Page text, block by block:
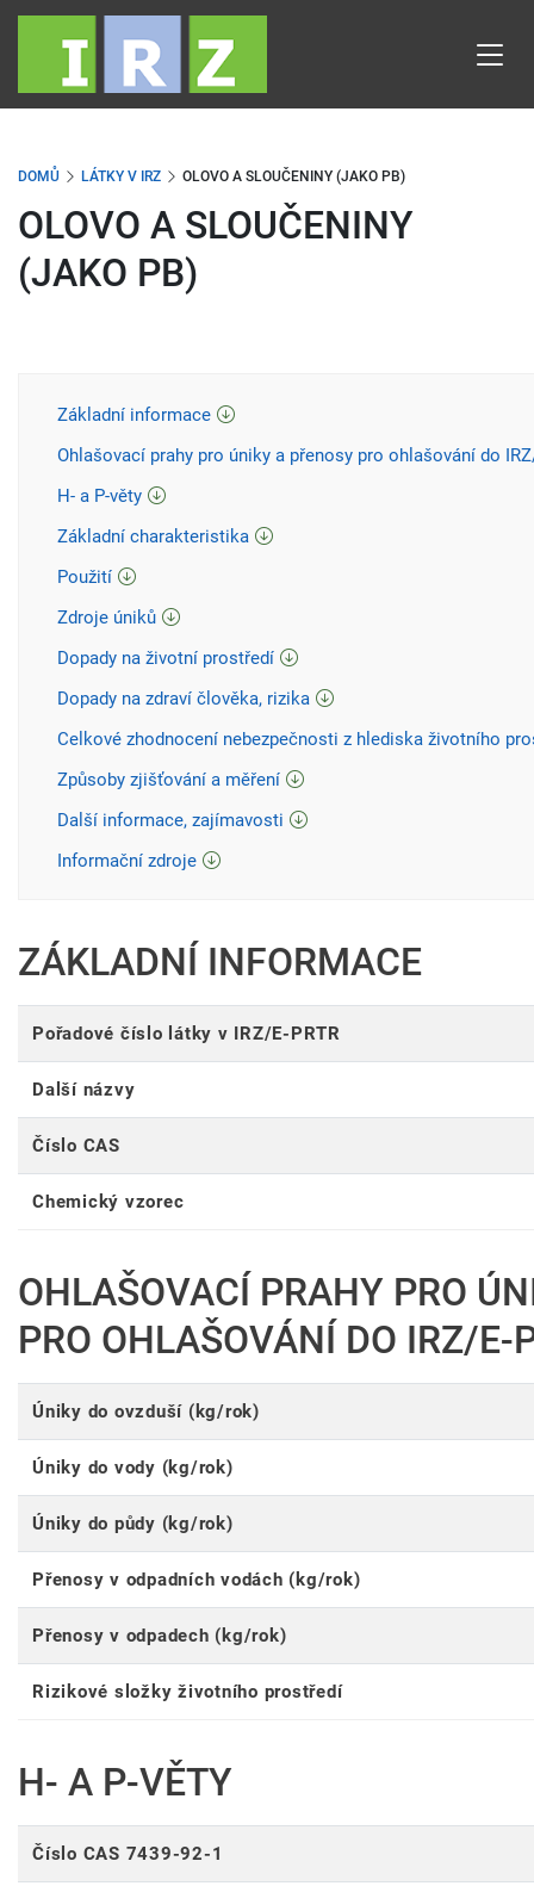
Přejít
obsahu
DOMŮ LÁTKY V IRZ OLOVO A SLOUČENINY (JAKO PB)
OLOVO A SLOUČENINY
(JAKO PB)
Základní informace
Ohlašovací prahy pro úniky a přenosy pro ohlašování do
H- a P-věty
Základní charakteristika
Použití
Zdroje úniků
Dopady na životní prostředí
Dopady na zdraví člověka, rizika
Celkové zhodnocení nebezpečnosti z hlediska životního
Způsoby zjišťování a měření
Další informace, zajímavosti
Informační zdroje
ZÁKLADNÍ INFORMACE
Pořadové číslo látky v IRZ/E-PRTR
Další názvy
Číslo CAS
Chemický vzorec
OHLAŠOVACÍ PRAHY PRO
PRO OHLAŠOVÁNÍ DO IRZ/E-
Úniky do ovzduší (kg/rok)
Úniky do vody (kg/rok)
Úniky do půdy (kg/rok)
Přenosy v odpadních vodách (kg/rok)
Přenosy v odpadech (kg/rok)
Rizikové složky životního prostředí
H- A P-VĚTY
Číslo CAS 7439-92-1